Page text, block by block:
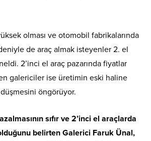
olması ve otomobil fabrikalarında
de araç almak isteyenler 2. el
2’inci el araç pazarında fiyatlar
galericiler ise üretimin eski haline
öngörüyor.
sıfır ve 2’inci el araçlarda
belirten Galerici Faruk Ünal,